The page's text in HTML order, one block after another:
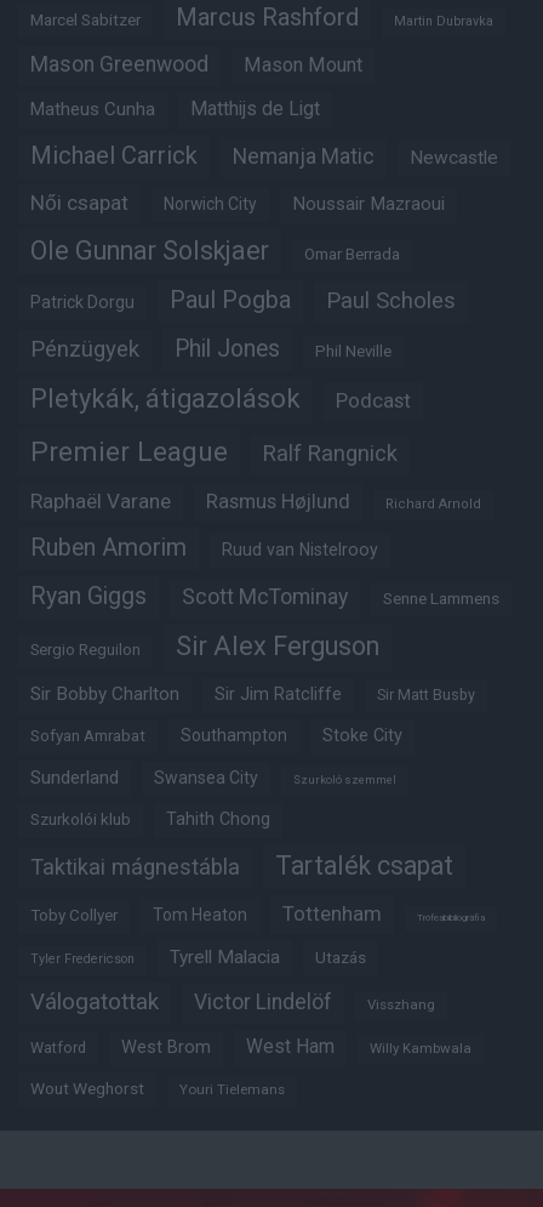
Marcel Sabitzer Marcus Rashford Martin Dubravka
Mason Greenwood Mason Mount
Matheus Cunha Matthijs de Ligt
Michael Carrick Nemanja Matic Newcastle
Női csapat Norwich City Noussair Mazraoui
Ole Gunnar Solskjaer Omar Berrada
Patrick Dorgu Paul Pogba Paul Scholes
Pénzügyek Phil Jones Phil Neville
Pletykák, átigazolások Podcast
Premier League Ralf Rangnick
Raphaël Varane Rasmus Højlund Richard Arnold
Ruben Amorim Ruud van Nistelrooy
Ryan Giggs Scott McTominay Senne Lammens
Sergio Reguilon Sir Alex Ferguson
Sir Bobby Charlton Sir Jim Ratcliffe Sir Matt Busby
Sofyan Amrabat Southampton Stoke City
Sunderland Swansea City Szurkoló szemmel
Szurkolói klub Tahith Chong
Taktikai mágnestábla Tartalék csapat
Toby Collyer Tom Heaton Tottenham Trófeabibliográfia
Tyler Fredericson Tyrell Malacia Utazás
Válogatottak Victor Lindelöf Visszhang
Watford West Brom West Ham Willy Kambwala
Wout Weghorst Youri Tielemans